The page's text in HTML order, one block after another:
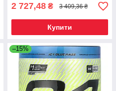
2 727,48 ₴ 3 409,36 ₴
Купити
–15%